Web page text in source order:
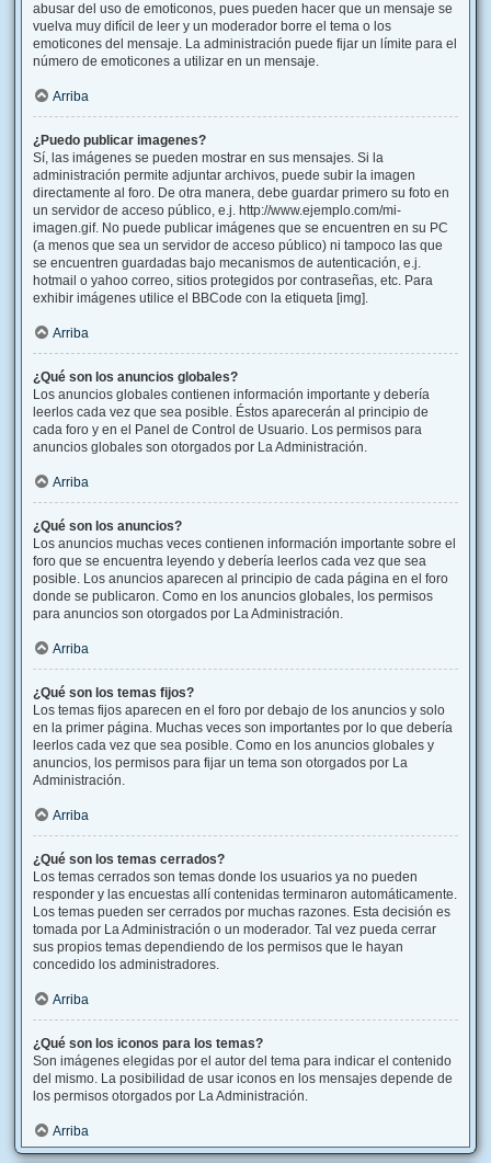
abusar del uso de emoticonos, pues pueden hacer que un mensaje se
vuelva muy difícil de leer y un moderador borre el tema o los
emoticones del mensaje. La administración puede fijar un límite para el
número de emoticones a utilizar en un mensaje.
Arriba
¿Puedo publicar imagenes?
Sí, las imágenes se pueden mostrar en sus mensajes. Si la
administración permite adjuntar archivos, puede subir la imagen
directamente al foro. De otra manera, debe guardar primero su foto en
un servidor de acceso público, e.j. http://www.ejemplo.com/mi-
imagen.gif. No puede publicar imágenes que se encuentren en su PC
(a menos que sea un servidor de acceso público) ni tampoco las que
se encuentren guardadas bajo mecanismos de autenticación, e.j.
hotmail o yahoo correo, sitios protegidos por contraseñas, etc. Para
exhibir imágenes utilice el BBCode con la etiqueta [img].
Arriba
¿Qué son los anuncios globales?
Los anuncios globales contienen información importante y debería
leerlos cada vez que sea posible. Éstos aparecerán al principio de
cada foro y en el Panel de Control de Usuario. Los permisos para
anuncios globales son otorgados por La Administración.
Arriba
¿Qué son los anuncios?
Los anuncios muchas veces contienen información importante sobre el
foro que se encuentra leyendo y debería leerlos cada vez que sea
posible. Los anuncios aparecen al principio de cada página en el foro
donde se publicaron. Como en los anuncios globales, los permisos
para anuncios son otorgados por La Administración.
Arriba
¿Qué son los temas fijos?
Los temas fijos aparecen en el foro por debajo de los anuncios y solo
en la primer página. Muchas veces son importantes por lo que debería
leerlos cada vez que sea posible. Como en los anuncios globales y
anuncios, los permisos para fijar un tema son otorgados por La
Administración.
Arriba
¿Qué son los temas cerrados?
Los temas cerrados son temas donde los usuarios ya no pueden
responder y las encuestas allí contenidas terminaron automáticamente.
Los temas pueden ser cerrados por muchas razones. Esta decisión es
tomada por La Administración o un moderador. Tal vez pueda cerrar
sus propios temas dependiendo de los permisos que le hayan
concedido los administradores.
Arriba
¿Qué son los iconos para los temas?
Son imágenes elegidas por el autor del tema para indicar el contenido
del mismo. La posibilidad de usar iconos en los mensajes depende de
los permisos otorgados por La Administración.
Arriba